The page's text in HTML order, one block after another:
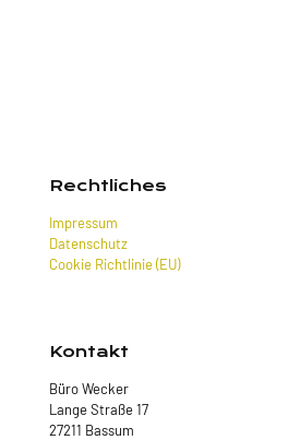
Rechtliches
Impressum
Datenschutz
Cookie Richtlinie (EU)
Kontakt
Büro Wecker
Lange Straße 17
27211 Bassum